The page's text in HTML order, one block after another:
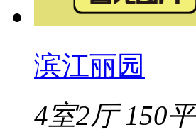
滨江丽园
4室2厅 150平